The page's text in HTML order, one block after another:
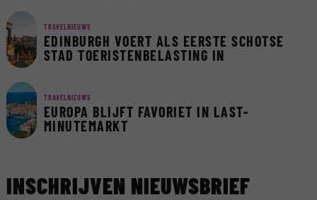
TRAVELNIEUWS
EDINBURGH VOERT ALS EERSTE SCHOTSE
STAD TOERISTENBELASTING IN
TRAVELNIEUWS
EUROPA BLIJFT FAVORIET IN LAST-
MINUTEMARKT
INSCHRIJVEN NIEUWSBRIEF